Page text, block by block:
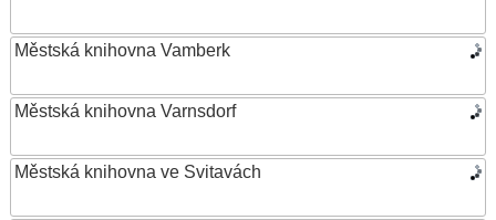
Městská knihovna Vamberk
Městská knihovna Varnsdorf
Městská knihovna ve Svitavách